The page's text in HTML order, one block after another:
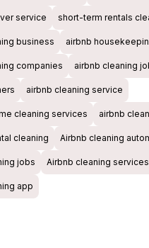
service short-term rentals
business airbnb
companies airbnb cleaning
airbnb cleaning service
cleaning services airbnb
cleaning Airbnb cleaning
jobs Airbnb cleaning services
app